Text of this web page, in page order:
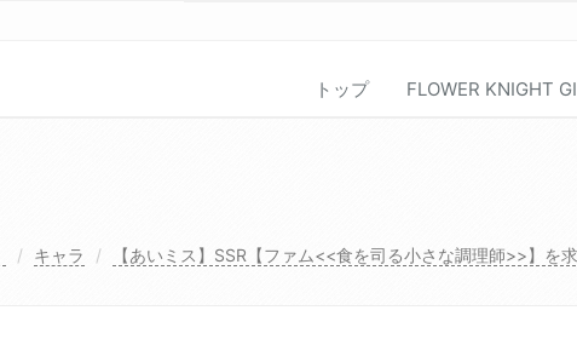
トップ FLOWER KNIGHT
キャラ 【あいミス】SSR【ファム<<食を司る小さな調理師>>】を